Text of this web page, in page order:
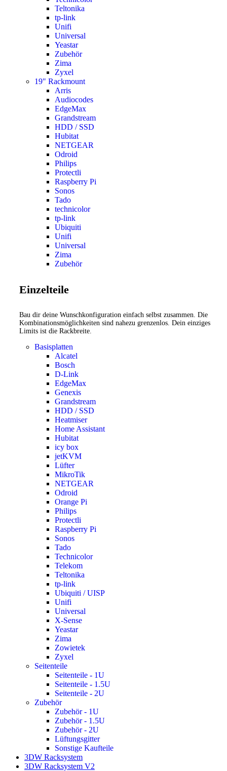
Teltonika
tp-link
Unifi
Universal
Yeastar
Zubehör
Zima
Zyxel
19" Rackmount
Arris
Audiocodes
EdgeMax
Grandstream
HDD / SSD
Hubitat
NETGEAR
Odroid
Philips
Protectli
Raspberry Pi
Sonos
Tado
technicolor
tp-link
Ubiquiti
Unifi
Universal
Zima
Zubehör
Einzelteile
Bau dir deine Wunschkonfiguration einfach selbst zusammen. Die
Kombinationsmöglichkeiten sind nahezu grenzenlos. Dein einziges
Limits ist die Rackbreite.
Basisplatten
Alcatel
Bosch
D-Link
EdgeMax
Genexis
Grandstream
HDD / SSD
Heatmiser
Home Assistant
Hubitat
icy box
jetKVM
Lüfter
MikroTik
NETGEAR
Odroid
Orange Pi
Philips
Protectli
Raspberry Pi
Sonos
Tado
Technicolor
Telekom
Teltonika
tp-link
Ubiquiti / UISP
Unifi
Universal
X-Sense
Yeastar
Zima
Zowietek
Zyxel
Seitenteile
Seitenteile - 1U
Seitenteile - 1.5U
Seitenteile - 2U
Zubehör
Zubehör - 1U
Zubehör - 1.5U
Zubehör - 2U
Lüftungsgitter
Sonstige Kaufteile
3DW Racksystem
3DW Racksystem V2